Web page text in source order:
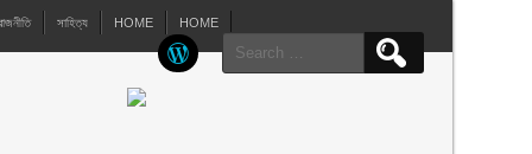
সাহিত্য HOME HOME
Search
for: